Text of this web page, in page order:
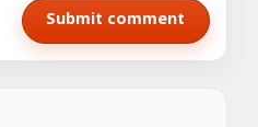
Submit comment